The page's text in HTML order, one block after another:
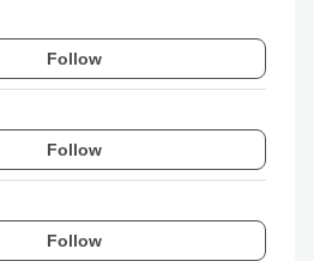
Follow
Follow
Follow